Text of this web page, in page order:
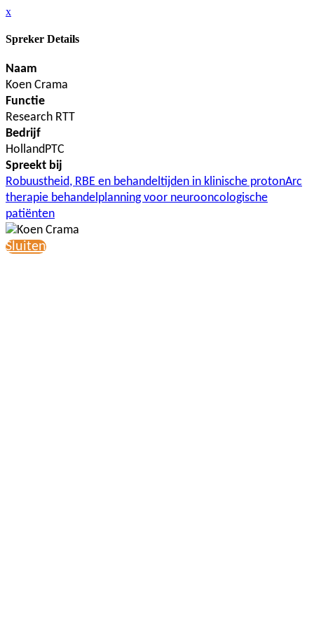
x
Spreker Details
Naam
Koen Crama
Functie
Research RTT
Bedrijf
HollandPTC
Spreekt bij
Robuustheid, RBE en behandeltijden in klinische protonArc
therapie behandelplanning voor neurooncologische
patiënten
Sluiten